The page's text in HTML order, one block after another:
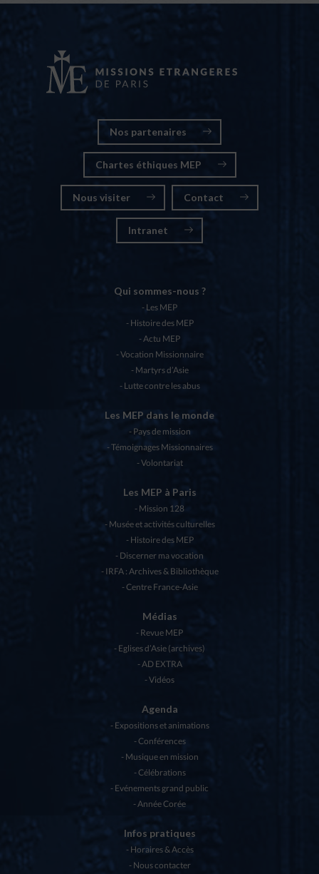
Nos partenaires
Chartes éthiques MEP
Nous visiter Contact
Intranet
Qui sommes-nous ?
Les MEP
Histoire des MEP
Actu MEP
Vocation Missionnaire
Martyrs d’Asie
Lutte contre les abus
Les MEP dans le monde
Pays de mission
Témoignages Missionnaires
Volontariat
Les MEP à Paris
Mission 128
Musée et activités culturelles
Histoire des MEP
Discerner ma vocation
IRFA : Archives & Bibliothèque
Centre France-Asie
Médias
Revue MEP
Eglises d’Asie (archives)
AD EXTRA
Vidéos
Agenda
Expositions et animations
Conférences
Musique en mission
Célébrations
Evénements grand public
Année Corée
Infos pratiques
Horaires & Accès
Nous contacter